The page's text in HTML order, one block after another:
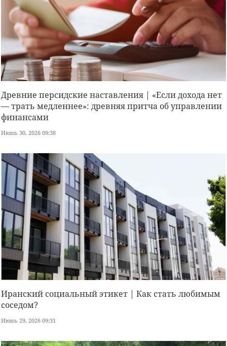
Древние персидские наставления | «Если дохода нет
— трать медленнее»: древняя притча об управлении
финансами
Июнь 30, 2026 09:38
Иранский социальный этикет | Как стать любимым
соседом?
Июнь 29, 2026 09:31